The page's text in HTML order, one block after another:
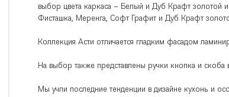
выбор цвета каркаса – Белый и Дуб Крафт золотой и
Фисташка, Меренга, Софт Графит и Дуб Крафт
Коллекция Асти отличается гладким фасадом
На выбор также представлены ручки кнопка и скоба
Мы учли последние тенденции в дизайне кухонь и